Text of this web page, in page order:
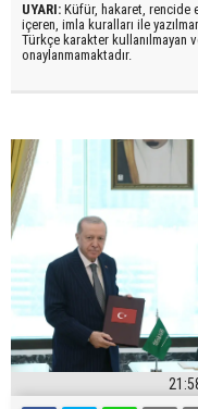
UYARI: Küfür, hakaret, rencide
içeren, imla kuralları ile
Türkçe karakter kullanılmayan
onaylanmamaktadır.